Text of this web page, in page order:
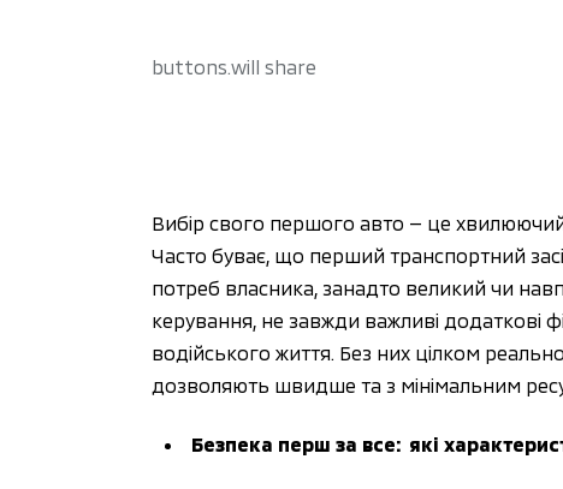
buttons.will share
Вибір свого першого авто — це
Часто буває, що перший транспортний
потреб власника, занадто великий чи
керування, не завжди важливі додаткові
водійського життя. Без них цілком
дозволяють швидше та з мінімальним
Безпека перш за все:  які